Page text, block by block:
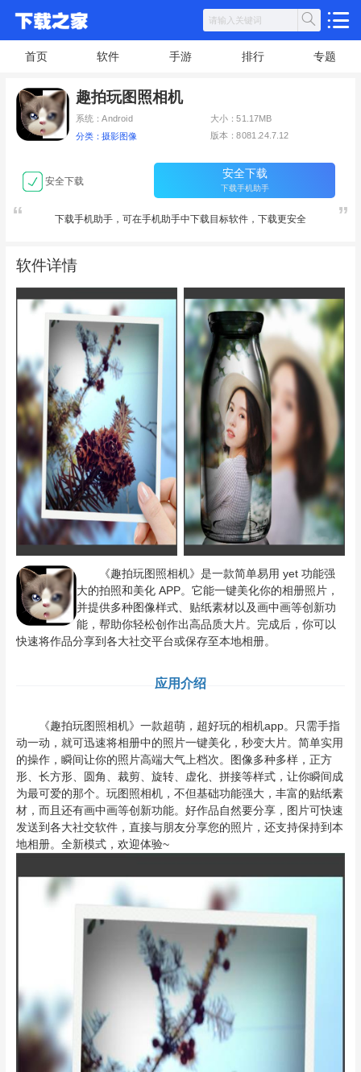
首页 软件 手游 排行 专题
趣拍玩图照相机
系统：Android 大小：51.17MB
分类：摄影图像 版本：8081.24.7.12
安全下载
安全下载
下载手机助手
下载手机助手，可在手机助手中下载目标软件，下载更安全
软件详情
《趣拍玩图照相机》是一款简单易用 yet 功能强
大的拍照和美化 APP。它能一键美化你的相册照片，
并提供多种图像样式、贴纸素材以及画中画等创新功
能，帮助你轻松创作出高品质大片。完成后，你可以
快速将作品分享到各大社交平台或保存至本地相册。
应用介绍
《趣拍玩图照相机》一款超萌，超好玩的相机app。只需手指
动一动，就可迅速将相册中的照片一键美化，秒变大片。简单实用
的操作，瞬间让你的照片高端大气上档次。图像多种多样，正方
形、长方形、圆角、裁剪、旋转、虚化、拼接等样式，让你瞬间成
为最可爱的那个。玩图照相机，不但基础功能强大，丰富的贴纸素
材，而且还有画中画等创新功能。好作品自然要分享，图片可快速
发送到各大社交软件，直接与朋友分享您的照片，还支持保持到本
地相册。全新模式，欢迎体验~